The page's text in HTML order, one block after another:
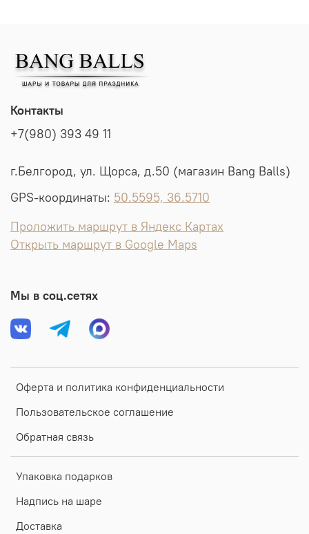
Оферта и политика конфиденциальности
Пользовательское соглашение
Обратная связь
Упаковка подарков
Надпись на шаре
Доставка
Контакты
+7(980) 393 49 11
г.Белгород, ул. Щорса, д.50 (магазин Bang Balls)
GPS-координаты: 50.5595, 36.5710
Проложить маршрут в Яндекс Картах
Открыть маршрут в Google Maps
Мы в соц.сетях